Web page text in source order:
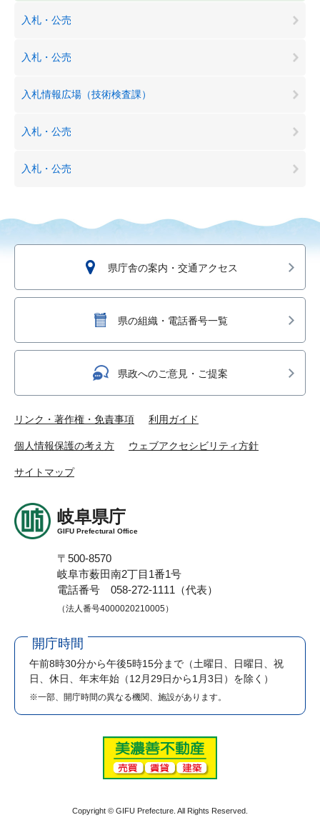
入札・公売
入札・公売
入札情報広場（技術検査課）
入札・公売
入札・公売
県庁舎の案内・交通アクセス
県の組織・電話番号一覧
県政へのご意見・ご提案
リンク・著作権・免責事項 利用ガイド
個人情報保護の考え方 ウェブアクセシビリティ方針
サイトマップ
岐阜県庁
GIFU Prefectural Office
〒500-8570
岐阜市薮田南2丁目1番1号
電話番号 058-272-1111（代表）
（法人番号4000020210005）
開庁時間
午前8時30分から午後5時15分まで （土曜日、日曜日、祝
日、休日、年末年始（12月29日から1月3日）を除く）
※一部、開庁時間の異なる機関、施設があります。
Copyright © GIFU Prefecture. All Rights Reserved.